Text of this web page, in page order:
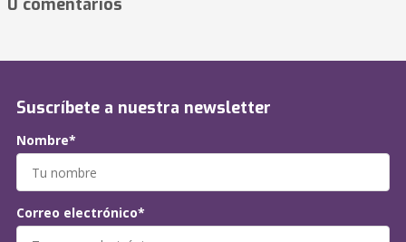
0 comentarios
Suscríbete a nuestra newsletter
Nombre*
Correo electrónico*